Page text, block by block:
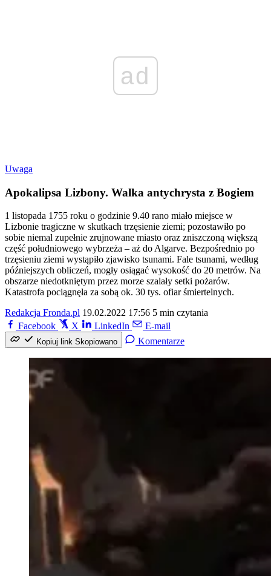
ad
Uwaga
Apokalipsa Lizbony. Walka antychrysta z Bogiem
1 listopada 1755 roku o godzinie 9.40 rano miało miejsce w
Lizbonie tragiczne w skutkach trzęsienie ziemi; pozostawiło po
sobie niemal zupełnie zrujnowane miasto oraz zniszczoną większą
część południowego wybrzeża – aż do Algarve. Bezpośrednio po
trzęsieniu ziemi wystąpiło zjawisko tsunami. Fale tsunami, według
późniejszych obliczeń, mogły osiągać wysokość do 20 metrów. Na
obszarze niedotkniętym przez morze szalały setki pożarów.
Katastrofa pociągnęła za sobą ok. 30 tys. ofiar śmiertelnych.
Redakcja Fronda.pl 19.02.2022 17:56 5 min czytania
Facebook
X LinkedIn E-mail
Kopiuj link Skopiowano Komentarze